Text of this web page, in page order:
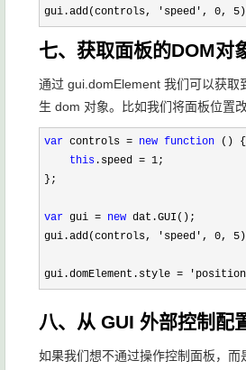
gui.add(controls,
'speed', 0,
七、获取面板的DOM对
通过 gui.domElement 我们可以获取
生 dom 对象。比如我们将面板位置
var controls = new function () {
this .speed = 1;
};
var gui = new dat.GUI();
gui.add(controls,
'speed', 0, 5
gui.domElement.style =
八、从 GUI 外部控制配
如果我们想不通过操作控制面板，而